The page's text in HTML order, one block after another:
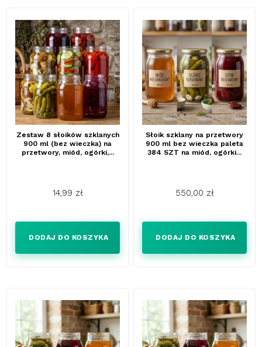
Zestaw 8 słoików szklanych
900 ml (bez wieczka) na
przetwory, miód, ogórki,...
14,99 zł
DODAJ DO KOSZYKA
Słoik szklany na przetwory
900 ml bez wieczka paleta
384 SZT na miód, ogórki...
550,00 zł
DODAJ DO KOSZYKA